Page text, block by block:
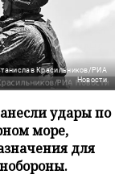
Красильников/РИА
Новости
удары по
море,
для